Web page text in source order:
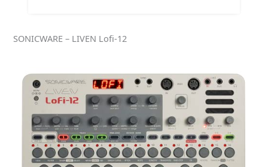
SONICWARE – LIVEN Lofi-12